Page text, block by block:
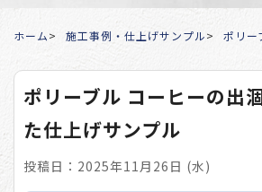
ホーム 施工事例・仕上げサンプル ポリー
ポリーブル コーヒーの出
た仕上げサンプル
投稿日：2025年11月26日 (水)